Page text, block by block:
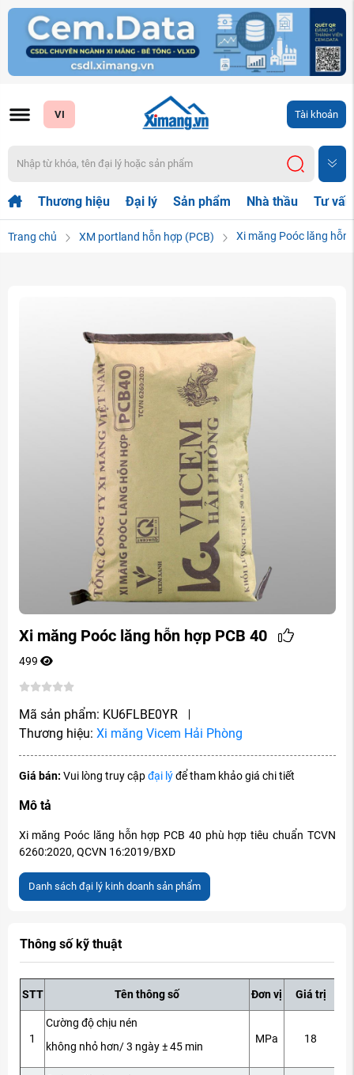
VI Tài khoản
Thương hiệu Đại lý Sản phẩm Nhà thầu Tư
Trang chủ XM portland hỗn hợp (PCB) Xi măng Poóc lăng hỗn
Xi măng Poóc lăng hỗn hợp PCB 40
499
Mã sản phẩm: KU6FLBE0YR
Thương hiệu: Xi măng Vicem Hải Phòng
Giá bán: Vui lòng truy cậpđại lýđể tham khảo giá chi tiết
Mô tả
Xi măng Poóc lăng hỗn hợp PCB 40 phù hợp tiêu chuẩn TCVN
6260:2020, QCVN 16:2019/BXD
Danh sách đại lý kinh doanh sản phẩm
Thông số kỹ thuật
STT Tên thông số Đơn vị Giá trị
1
Cường độ chịu nén
không nhỏ hơn/ 3 ngày ± 45 min
MPa 18